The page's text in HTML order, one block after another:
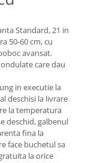
Standard, 21 in
50-60 cm, cu
avansat.
care dau
in executie la
deschisi la livrare
la temperatura
deschid, galbenul
fina la
face buchetul sa
la orice